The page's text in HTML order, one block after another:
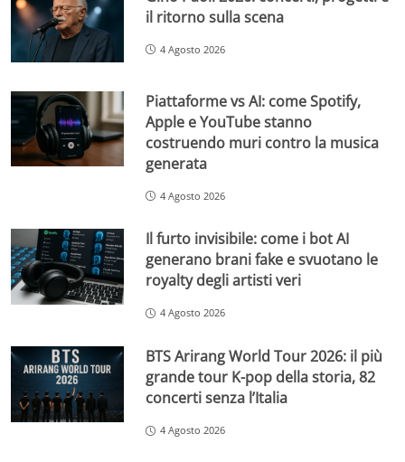
il ritorno sulla scena
4 Agosto 2026
Piattaforme vs AI: come Spotify,
Apple e YouTube stanno
costruendo muri contro la musica
generata
4 Agosto 2026
Il furto invisibile: come i bot AI
generano brani fake e svuotano le
royalty degli artisti veri
4 Agosto 2026
BTS Arirang World Tour 2026: il più
grande tour K-pop della storia, 82
concerti senza l’Italia
4 Agosto 2026